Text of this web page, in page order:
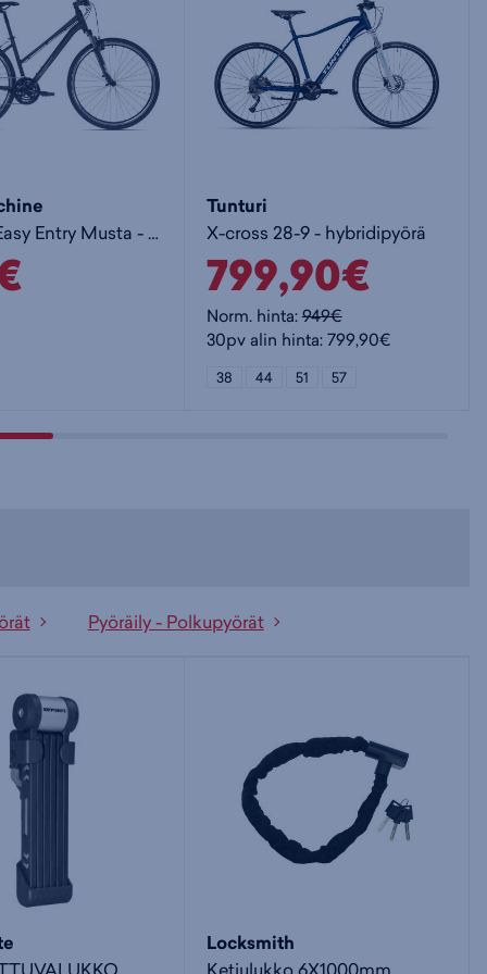
HB-QC300
STARS J20
SHIMANO, FH-QC300
Leader, Stainless Black with secure lock nipples
ONE1 Race RAS-D62938 Alloy, 31.8mm, -8°
HERRMANS, LUNA LOCK, BLACK
- Pyörä toimitetaan lähes valmiiksi kasattuna
kuljetuksen helpottamiseksi (huom. kaikki mallit eivät
Tutustu käyttöohjekirjaan joka löytyy
https://huntteri.fi/fi/huolto
noin 2–3 viikkoa.
Shimano claris, fd-r2000-f
Rokk 30 Easy Entry Musta - naisten hybridipyörä
Tunturi
X-cross 28-9 - hybridipyörä
799,90€
Norm. hinta:949€
30pv alin hinta: 799,90€
38 44 51 57
Pyöräily - Polkupyörät
Locksmith